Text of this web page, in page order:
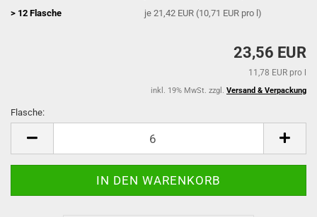
> 12 Flasche
je 21,42 EUR (10,71 EUR pro l)
23,56 EUR
11,78 EUR pro l
inkl. 19% MwSt. zzgl. Versand & Verpackung
Flasche: